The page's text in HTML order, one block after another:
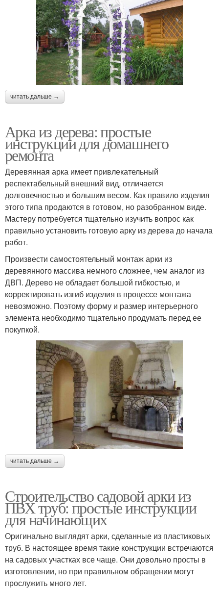
читать дальше →
Арка из дерева: простые
инструкции для домашнего
ремонта
Деревянная арка имеет привлекательный
респектабельный внешний вид, отличается
долговечностью и большим весом. Как правило изделия
этого типа продаются в готовом, но разобранном виде.
Мастеру потребуется тщательно изучить вопрос как
правильно установить готовую арку из дерева до начала
работ.
Произвести самостоятельный монтаж арки из
деревянного массива немного сложнее, чем аналог из
ДВП. Дерево не обладает большой гибкостью, и
корректировать изгиб изделия в процессе монтажа
невозможно. Поэтому форму и размер интерьерного
элемента необходимо тщательно продумать перед ее
покупкой.
читать дальше →
Строительство садовой арки из
ПВХ труб: простые инструкции
для начинающих
Оригинально выглядят арки, сделанные из пластиковых
труб. В настоящее время такие конструкции встречаются
на садовых участках все чаще. Они довольно просты в
изготовлении, но при правильном обращении могут
прослужить много лет.